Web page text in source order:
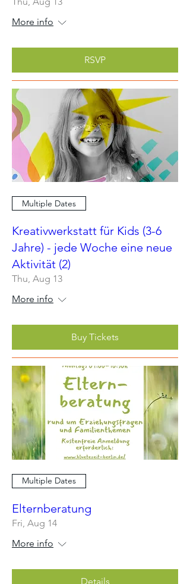
More info
RSVP
Multiple Dates
Kreativwerkstatt für Kids (3-6
Jahre) - jede Woche eine neue
Aktivität (2)
Thu, Aug 13
More info
Buy Tickets
Multiple Dates
Elternberatung
Fri, Aug 14
More info
Details